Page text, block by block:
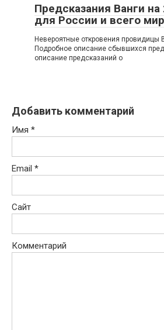
Предсказания Ванги на
для России и всего
Невероятные откровения провидицы
Подробное описание сбывшихся
описание предсказаний о
Добавить комментарий
Имя *
Email *
Сайт
Комментарий